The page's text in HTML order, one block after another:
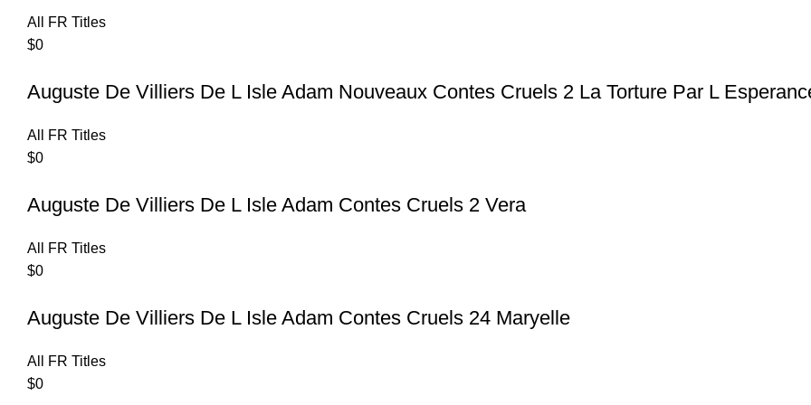
All FR Titles
$0
Auguste De Villiers De L Isle Adam Nouveaux Contes Cruels 2 La Torture Par L
All FR Titles
$0
Auguste De Villiers De L Isle Adam Contes Cruels 2 Vera
All FR Titles
$0
Auguste De Villiers De L Isle Adam Contes Cruels 24 Maryelle
All FR Titles
$0